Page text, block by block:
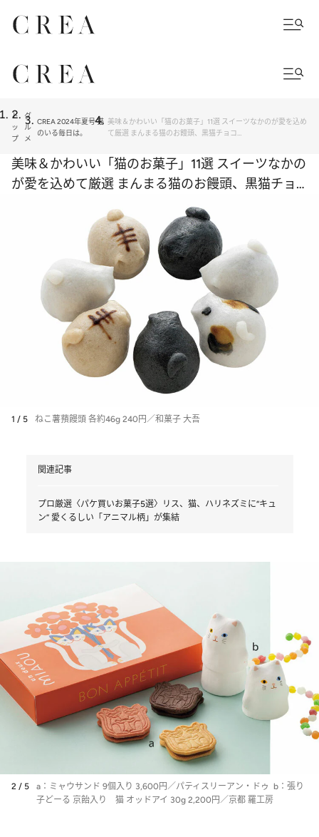
ト
ッ
プ
グ
ル
メ
CREA 2024年夏号 猫
のいる毎日は。
美味＆かわいい「猫のお菓子」11選 スイーツなかのが愛を込め
て厳選 まんまる猫のお饅頭、黒猫チョコ…
美味＆かわいい「猫のお菓子」11選 スイーツなかの
が愛を込めて厳選 まんまる猫のお饅頭、黒猫チョ
1 / 5 ねこ薯蕷饅頭 各約46g 240円／和菓子 大吾
関連記事
プロ厳選〈パケ買いお菓子5選〉リス、猫、ハリネズミに“キュ
ン” 愛くるしい「アニマル柄」が集結
2 / 5
a：ミャウサンド 9個入り 3,600円／パティスリーアン・ドゥ b：張り
子どーる 京飴入り 猫 オッドアイ 30g 2,200円／京都 羅工房